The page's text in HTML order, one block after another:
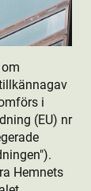
i
(EU) nr
Hemnets